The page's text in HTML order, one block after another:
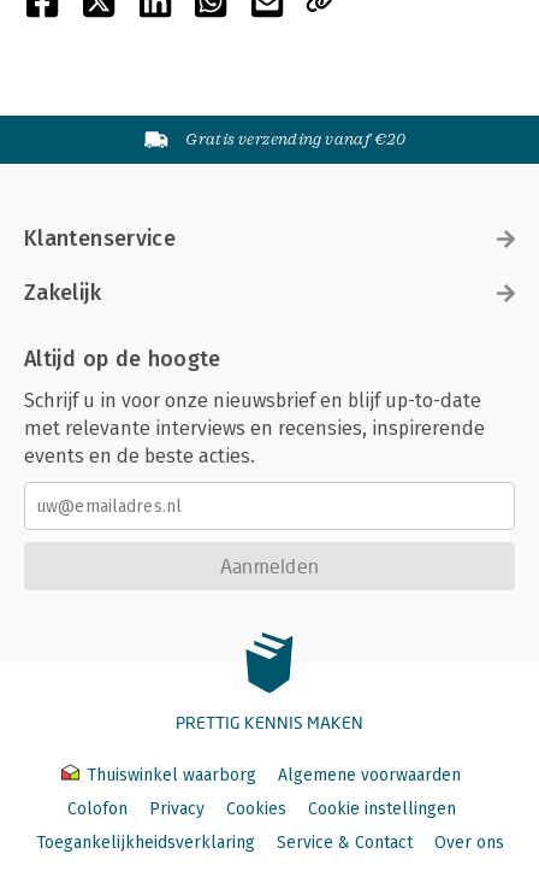
Gratis verzending vanaf €20
Klantenservice
Zakelijk
Altijd op de hoogte
Schrijf u in voor onze nieuwsbrief en blijf up-to-date
met relevante interviews en recensies, inspirerende
events en de beste acties.
Aanmelden
PRETTIG KENNIS MAKEN
Thuiswinkel waarborg
Algemene voorwaarden
Colofon
Privacy Cookies
Cookie instellingen
Toegankelijkheidsverklaring
Service & Contact Over ons